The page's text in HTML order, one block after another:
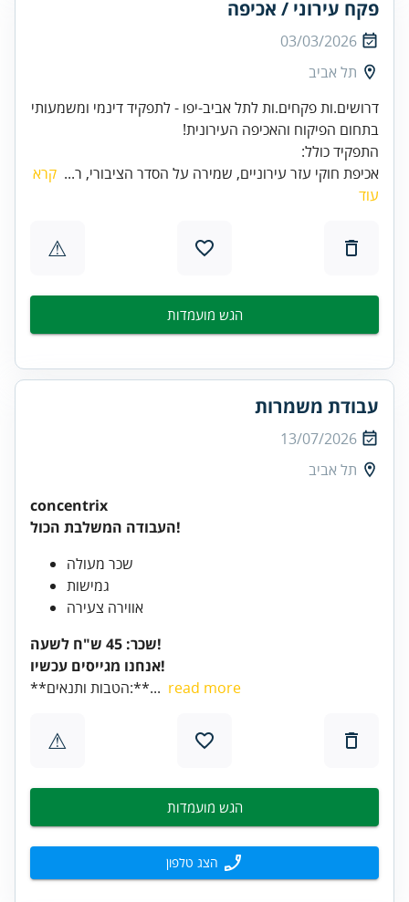
פקח עירוני / אכיפה
03/03/2026
תל אביב
דרושים.ות פקחים.ות לתל אביב-יפו - לתפקיד דינמי ומשמעותי
בתחום הפיקוח והאכיפה העירונית!
התפקיד כולל:
אכיפת חוקי עזר עירוניים, שמירה על הסדר הציבורי, ר... קרא
עוד
⚠
הגש מועמדות
עבודת משמרות
13/07/2026
תל אביב
concentrix
העבודה המשלבת הכול!
שכר מעולה
גמישות
אווירה צעירה
שכר: 45 ש"ח לשעה!
אנחנו מגייסים עכשיו!
**הטבות ותנאים:**... read more
⚠
הגש מועמדות
הצג טלפון